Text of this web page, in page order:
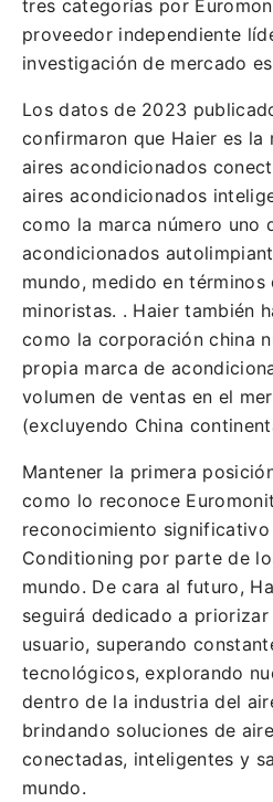
tres categorías por
proveedor independiente
investigación de mercado
Los datos de 2023
confirmaron que Haier es la
aires acondicionados
aires acondicionados
como la marca número uno
acondicionados
mundo, medido en
minoristas. . Haier también
como la corporación china
propia marca de
volumen de ventas en el
(excluyendo China
Mantener la primera
como lo reconoce
reconocimiento
Conditioning por parte de
mundo. De cara al futuro,
seguirá dedicado a
usuario, superando
tecnológicos, explorando
dentro de la industria del
brindando soluciones de
conectadas, inteligentes y
mundo.